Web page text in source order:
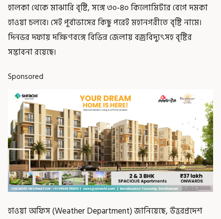
হালকা থেকে মাঝারি বৃষ্টি, সঙ্গে ৩০-৪০ কিলোমিটার বেগে দমকা
হাওয়া চলবে। সেই পূর্বাভাসের কিছু পরেই মহানগরীতে বৃষ্টি নামে।
দিনভর দফায় দক্ষিণবঙ্গে বিভিন্ন জেলায় বজ্রবিদ্যুৎসহ বৃষ্টির
সম্ভাবনা রয়েছে।
Sponsored
হাওয়া অফিস (Weather Department) জানিয়েছে, উত্তরপ্রদেশ